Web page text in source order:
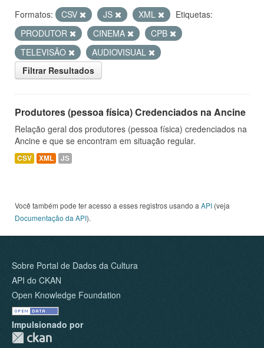
Formatos: CSV JS XML
Etiquetas:
PRODUTOR
CINEMA
CPB
TELEVISÃO
AUDIOVISUAL
Filtrar Resultados
Produtores (pessoa física) Credenciados na Ancine
Relação geral dos produtores (pessoa física) credenciados na
Ancine e que se encontram em situação regular.
CSV XML JS
Você também pode ter acesso a esses registros usando a API (veja
Documentação da API).
Sobre Portal de Dados da Cultura
API do CKAN
Open Knowledge Foundation
Impulsionado por